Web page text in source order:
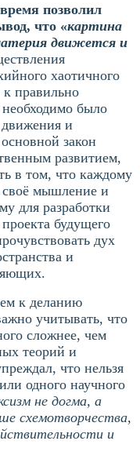
позволил
что «картина
движется и
хаотичного
к правильно
было
движения и
закон
развитием,
в том, что каждому
своё мышление и
для разработки
будущего
дух
и
к деланию
учитывать, что
сложнее, чем
теорий и
что нельзя
одного научного
не догма, а
схемотворчества,
и